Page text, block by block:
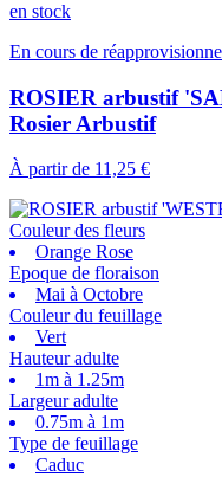
en stock
En cours de
ROSIER arbustif
Rosier Arbustif
À partir de 11,25 €
Couleur des fleurs
Orange Rose
Epoque de floraison
Mai à Octobre
Couleur du feuillage
Vert
Hauteur adulte
1m à 1.25m
Largeur adulte
0.75m à 1m
Type de feuillage
Caduc